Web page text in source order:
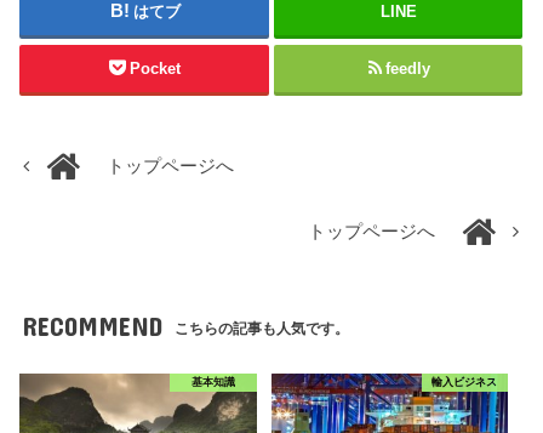
はてブ LINE
Pocket feedly
トップページへ
トップページへ
RECOMMEND こちらの記事も人気です。
基本知識 輸入ビジネス